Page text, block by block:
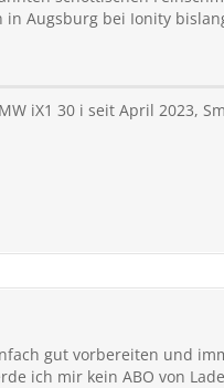
Augsburg bei Ionity
iX1 30 i seit April 2023,
gut vorbereiten und
ich mir kein ABO von